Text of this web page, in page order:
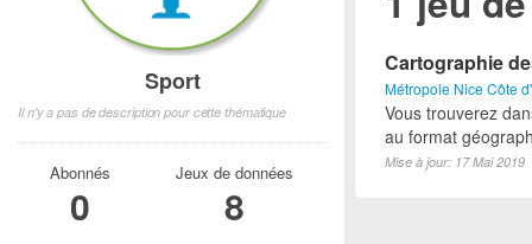
Cartographie
Métropole Nice Côte
Vous trouverez
au format
Mise à jour: 17 Mai 2019
Sport
Il n'y a pas de description pour cette thématique
Abonnés
0
Jeux de données
8